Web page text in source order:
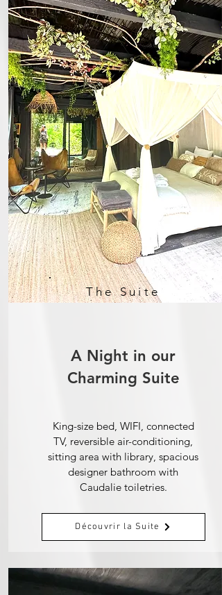
The Suite
A Night in our
Charming Suite
King-size bed, WIFI, connected
TV, reversible air-conditioning,
sitting area with library, spacious
designer bathroom with
Caudalie toiletries.
Découvrir la Suite